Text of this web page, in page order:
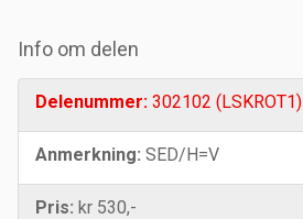
Info om delen
Delenummer: 302102 (LSKROT1)
Anmerkning: SED/H=V
Pris: kr 530,-